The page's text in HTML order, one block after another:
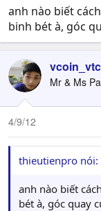
anh nào biết
binh bét à, góc
Mr & Ms
4/9/12
thieutienpro nói:
anh nào biết
bét à, góc quay